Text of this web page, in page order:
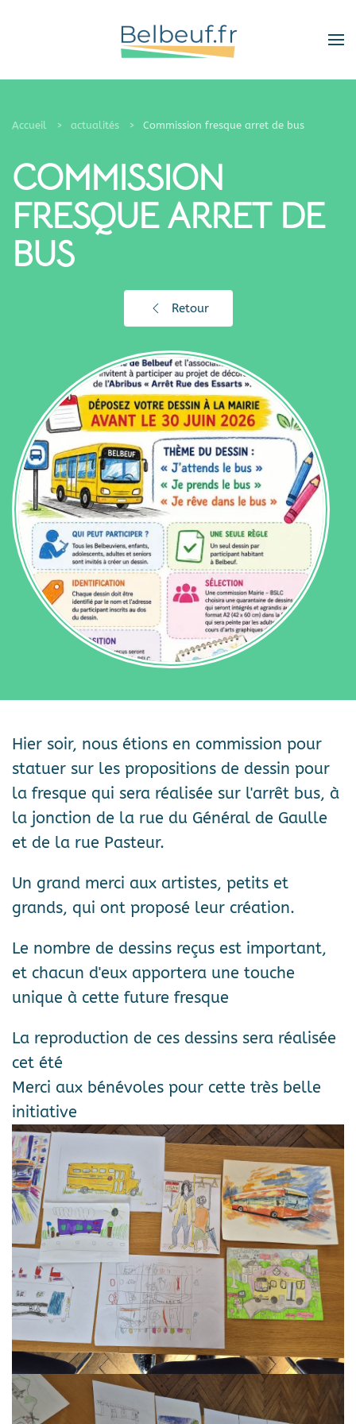
main
Accueil actualités Commission fresque arret de bus
COMMISSION
FRESQUE ARRET DE
BUS
Retour
Hier soir, nous étions en commission pour
statuer sur les propositions de dessin pour
la fresque qui sera réalisée sur l'arrêt bus, à
la jonction de la rue du Général de Gaulle
et de la rue Pasteur.
Un grand merci aux artistes, petits et
grands, qui ont proposé leur création.
Le nombre de dessins reçus est important,
et chacun d'eux apportera une touche
unique à cette future fresque
La reproduction de ces dessins sera réalisée
cet été
Merci aux bénévoles pour cette très belle
initiative